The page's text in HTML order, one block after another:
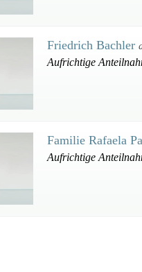
Friedrich Bachler
Aufrichtige
Familie Rafaela
Aufrichtige